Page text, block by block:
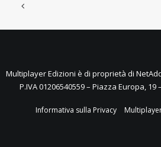
Multiplayer Edizioni è di proprietà di
P.IVA 01206540559 – Piazza Europa, 19
Informativa sulla Privacy